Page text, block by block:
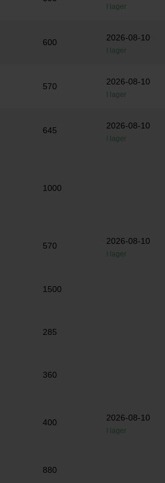
I lager
600 2026-08-10
I lager
570 2026-08-10
I lager
645 2026-08-10
I lager
1000
570 2026-08-10
I lager
1500
285
360
400 2026-08-10
I lager
880